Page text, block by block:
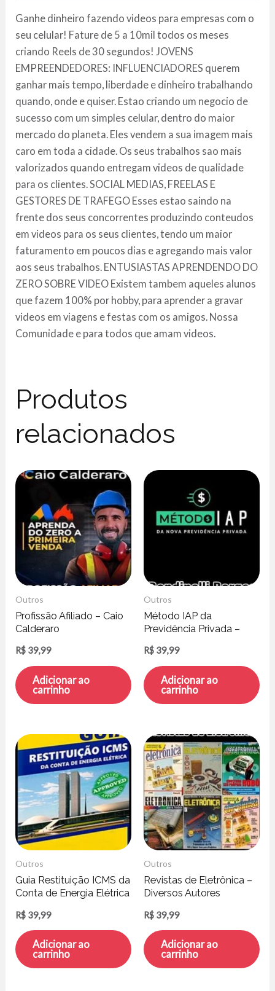
Ganhe dinheiro fazendo videos para empresas com o
seu celular! Fature de 5 a 10mil todos os meses
criando Reels de 30 segundos! JOVENS
EMPREENDEDORES: INFLUENCIADORES querem
ganhar mais tempo, liberdade e dinheiro trabalhando
quando, onde e quiser. Estao criando um negocio de
sucesso com um simples celular, dentro do maior
mercado do planeta. Eles vendem a sua imagem mais
caro em toda a cidade. Os seus trabalhos sao mais
valorizados quando entregam videos de qualidade
para os clientes. SOCIAL MEDIAS, FREELAS E
GESTORES DE TRAFEGO Esses estao saindo na
frente dos seus concorrentes produzindo conteudos
em videos para os seus clientes, tendo um maior
faturamento em poucos dias e agregando mais valor
aos seus trabalhos. ENTUSIASTAS APRENDENDO DO
ZERO SOBRE VIDEO Existem tambem aqueles alunos
que fazem 100% por hobby, para aprender a gravar
videos em viagens e festas com os amigos. Nossa
Comunidade e para todos que amam videos.
Produtos
relacionados
Outros
Profissão Afiliado – Caio
Calderaro
R$ 39,99
Adicionar ao
carrinho
Outros
Método IAP da
Previdência Privada –
R$ 39,99
Adicionar ao
carrinho
Outros
Guia Restituição ICMS da
Conta de Energia Elétrica
R$ 39,99
Adicionar ao
carrinho
Outros
Revistas de Eletrônica –
Diversos Autores
R$ 39,99
Adicionar ao
carrinho